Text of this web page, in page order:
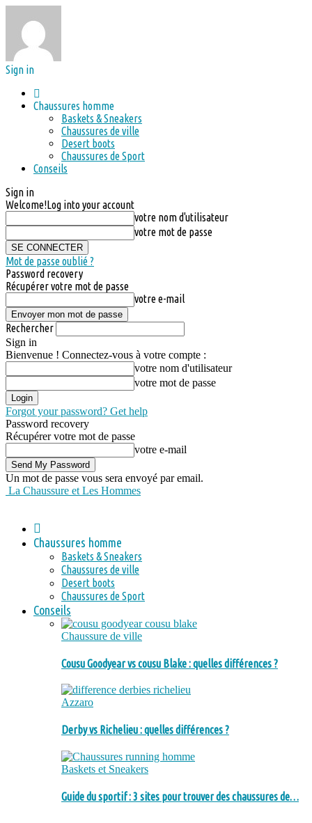
Sign in
Chaussures homme
Baskets & Sneakers
Chaussures de ville
Desert boots
Chaussures de Sport
Conseils
Sign in
Welcome!Log into your account
votre nom d'utilisateur
votre mot de passe
Mot de passe oublié ?
Password recovery
Récupérer votre mot de passe
votre e-mail
Rechercher
Sign in
Bienvenue ! Connectez-vous à votre compte :
votre nom d'utilisateur
votre mot de passe
Forgot your password? Get help
Password recovery
Récupérer votre mot de passe
votre e-mail
Un mot de passe vous sera envoyé par email.
La Chaussure et Les Hommes
Chaussures homme
Baskets & Sneakers
Chaussures de ville
Desert boots
Chaussures de Sport
Conseils
Chaussure de ville
Cousu Goodyear vs cousu Blake : quelles différences ?
Azzaro
Derby vs Richelieu : quelles différences ?
Baskets et Sneakers
Guide du sportif : 3 sites pour trouver des chaussures de…